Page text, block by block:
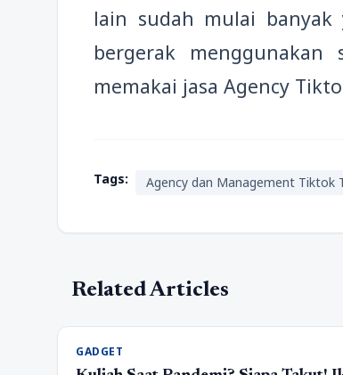
lain sudah mulai
bergerak
memakai jasa Agency
Tags: Agency dan Management Tiktok
Related Articles
GADGET